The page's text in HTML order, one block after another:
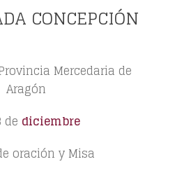
CONCEPCIÓN
Mercedaria de
Aragón
de diciembre
oración y Misa